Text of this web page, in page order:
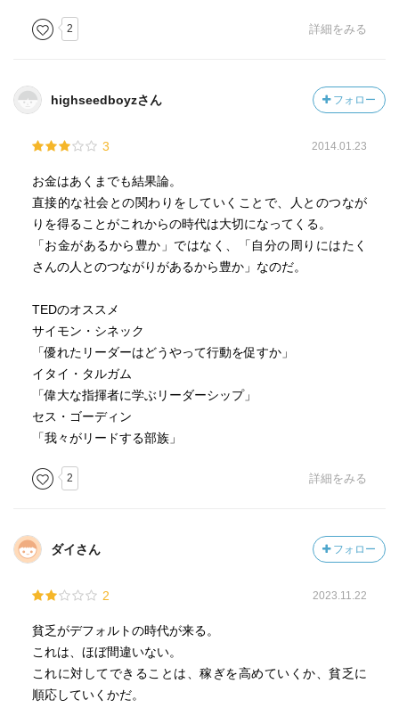
2 詳細をみる
highseedboyzさん フォロー
3 2014.01.23
お金はあくまでも結果論。
直接的な社会との関わりをしていくことで、人とのつなが
りを得ることがこれからの時代は大切になってくる。
「お金があるから豊か」ではなく、「自分の周りにはたく
さんの人とのつながりがあるから豊か」なのだ。
TEDのオススメ
サイモン・シネック
「優れたリーダーはどうやって行動を促すか」
イタイ・タルガム
「偉大な指揮者に学ぶリーダーシップ」
セス・ゴーディン
「我々がリードする部族」
2 詳細をみる
ダイさん フォロー
2 2023.11.22
貧乏がデフォルトの時代が来る。
これは、ほぼ間違いない。
これに対してできることは、稼ぎを高めていくか、貧乏に
順応していくかだ。